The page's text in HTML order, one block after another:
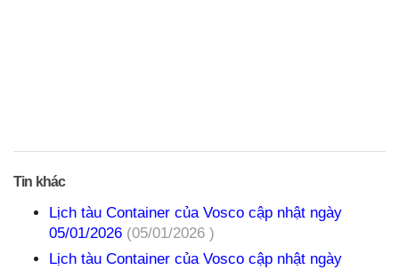
Tin khác
Lịch tàu Container của Vosco cập nhật ngày
05/01/2026 (05/01/2026 )
Lịch tàu Container của Vosco cập nhật ngày